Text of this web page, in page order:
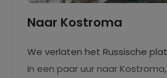
Naar Kostroma
We verlaten het Russische
in een paar uur naar